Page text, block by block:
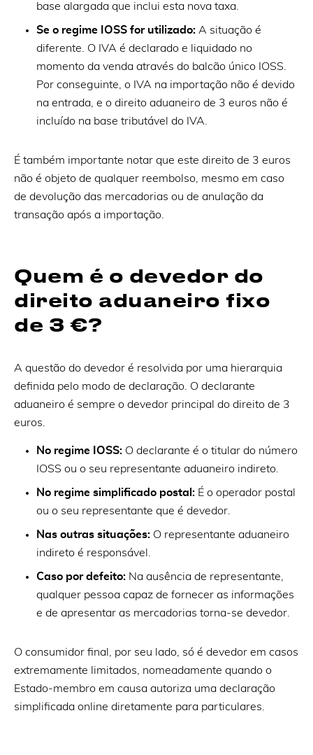
base alargada que inclui esta nova taxa.
Se o regime IOSS for utilizado: A situação é
diferente. O IVA é declarado e liquidado no
momento da venda através do balcão único IOSS.
Por conseguinte, o IVA na importação não é devido
na entrada, e o direito aduaneiro de 3 euros não é
incluído na base tributável do IVA.
É também importante notar que este direito de 3 euros
não é objeto de qualquer reembolso, mesmo em caso
de devolução das mercadorias ou de anulação da
transação após a importação.
Quem é o devedor do
direito aduaneiro fixo
de 3 €?
A questão do devedor é resolvida por uma hierarquia
definida pelo modo de declaração. O declarante
aduaneiro é sempre o devedor principal do direito de 3
euros.
No regime IOSS: O declarante é o titular do número
IOSS ou o seu representante aduaneiro indireto.
No regime simplificado postal: É o operador postal
ou o seu representante que é devedor.
Nas outras situações: O representante aduaneiro
indireto é responsável.
Caso por defeito: Na ausência de representante,
qualquer pessoa capaz de fornecer as informações
e de apresentar as mercadorias torna-se devedor.
O consumidor final, por seu lado, só é devedor em casos
extremamente limitados, nomeadamente quando o
Estado-membro em causa autoriza uma declaração
simplificada online diretamente para particulares.